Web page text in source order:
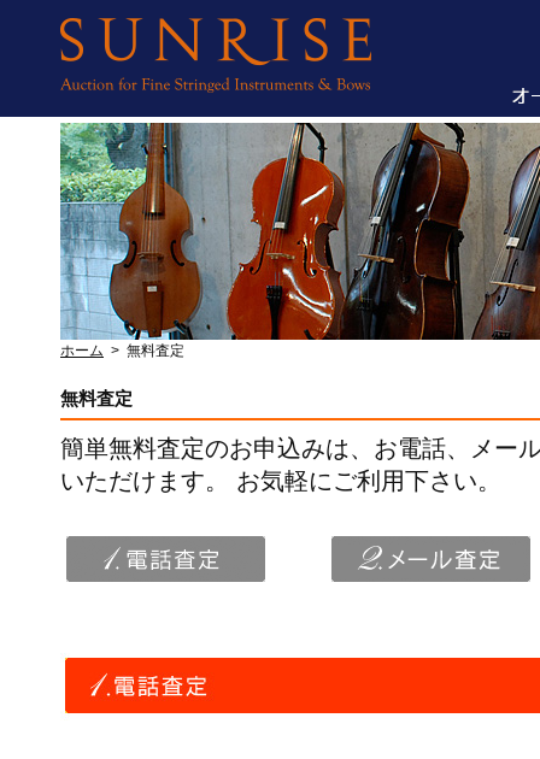
ホーム > 無料査定
無料査定
簡単無料査定のお申込みは、お電話、メー
いただけます。 お気軽にご利用下さい。